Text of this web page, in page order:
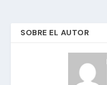
SOBRE EL AUTOR